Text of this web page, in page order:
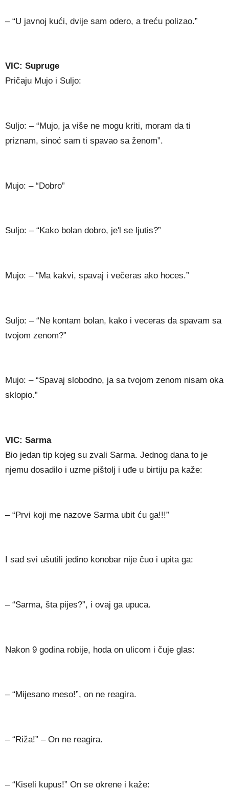
– “U javnoj kući, dvije sam odero, a treću polizao.”
VIC: Supruge
Pričaju Mujo i Suljo:
Suljo: – “Mujo, ja više ne mogu kriti, moram da ti
priznam, sinoć sam ti spavao sa ženom”.
Mujo: – “Dobro”
Suljo: – “Kako bolan dobro, je'l se ljutis?”
Mujo: – “Ma kakvi, spavaj i večeras ako hoces.”
Suljo: – “Ne kontam bolan, kako i veceras da spavam sa
tvojom zenom?”
Mujo: – “Spavaj slobodno, ja sa tvojom zenom nisam oka
sklopio.”
VIC: Sarma
Bio jedan tip kojeg su zvali Sarma. Jednog dana to je
njemu dosadilo i uzme pištolj i uđe u birtiju pa kaže:
– “Prvi koji me nazove Sarma ubit ću ga!!!”
I sad svi ušutili jedino konobar nije čuo i upita ga:
– “Sarma, šta pijes?”, i ovaj ga upuca.
Nakon 9 godina robije, hoda on ulicom i čuje glas:
– “Mijesano meso!”, on ne reagira.
– “Riža!” – On ne reagira.
– “Kiseli kupus!” On se okrene i kaže: